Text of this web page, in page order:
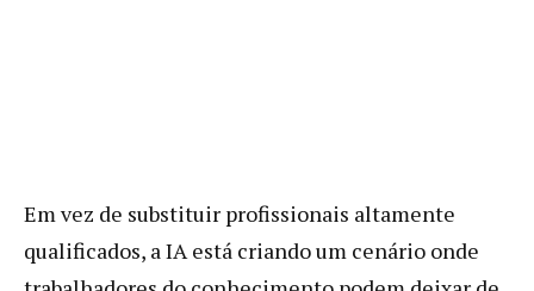
Em vez de substituir profissionais altamente
qualificados, a IA está criando um cenário onde